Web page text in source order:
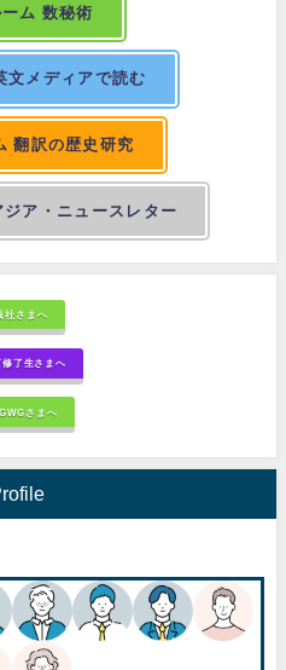
ム 数秘術
文メディアで読む
翻訳の歴史研究
ア・ニュースレター
社さまへ
了生さまへ
さまへ